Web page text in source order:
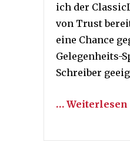
ich der
von Trust
eine Chance
Gelegenheits-
Schreiber
… Weiterlesen